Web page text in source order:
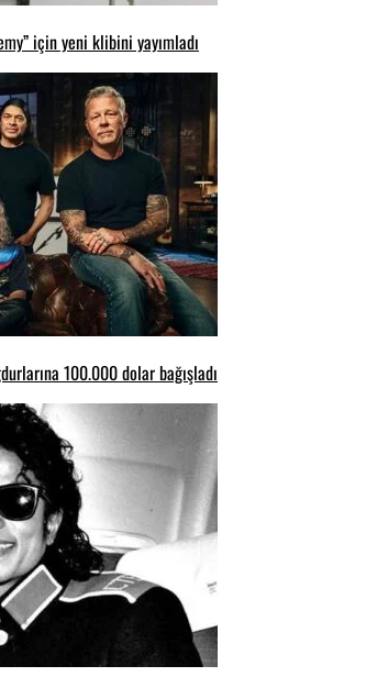
için yeni klibini yayımladı
100.000 dolar bağışladı